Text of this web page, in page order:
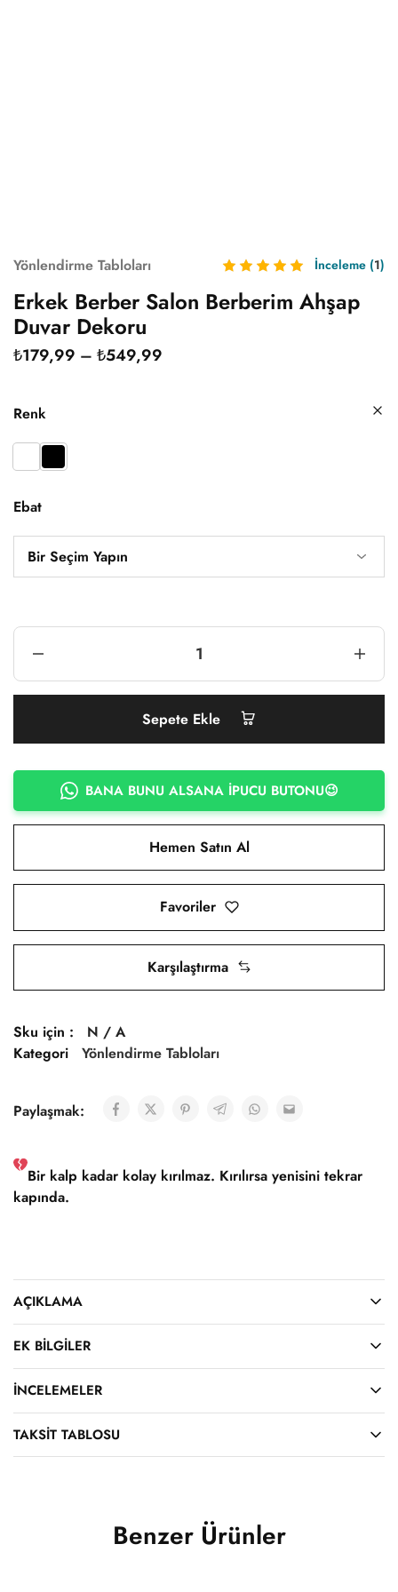
Yönlendirme Tabloları İnceleme (1)
Erkek Berber Salon Berberim Ahşap
Duvar Dekoru
₺179,99 – ₺549,99
Renk
Ebat
Sepete Ekle
BANA BUNU ALSANA İPUCU BUTONU😉
Hemen Satın Al
Favoriler
Karşılaştırma
Sku için :
N / A
Kategori
Yönlendirme Tabloları
Paylaşmak:
Bir kalp kadar kolay kırılmaz. Kırılırsa yenisini tekrar
kapında.
AÇIKLAMA
EK BILGILER
İNCELEMELER
TAKSIT TABLOSU
Benzer Ürünler